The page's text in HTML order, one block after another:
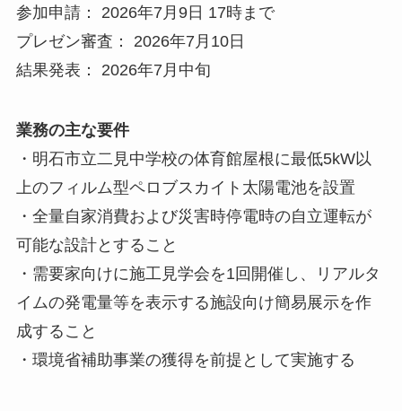
参加申請： 2026年7月9日 17時まで
プレゼン審査： 2026年7月10日
結果発表： 2026年7月中旬
業務の主な要件
・明石市立二見中学校の体育館屋根に最低5kW以
上のフィルム型ペロブスカイト太陽電池を設置
・全量自家消費および災害時停電時の自立運転が
可能な設計とすること
・需要家向けに施工見学会を1回開催し、リアルタ
イムの発電量等を表示する施設向け簡易展示を作
成すること
・環境省補助事業の獲得を前提として実施する